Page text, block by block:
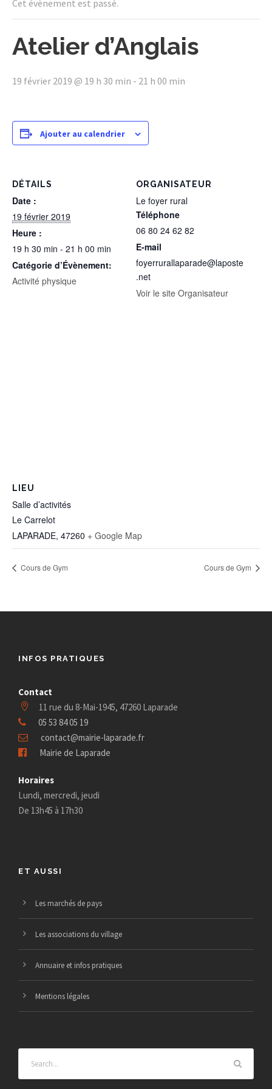
Cet évènement est passé.
Atelier d’Anglais
19 février 2019 @ 19 h 30 min - 21 h 00 min
Ajouter au calendrier
DÉTAILS
Date :
19 février 2019
Heure :
19 h 30 min - 21 h 00 min
Catégorie d’Évènement:
Activité physique
ORGANISATEUR
Le foyer rural
Téléphone
06 80 24 62 82
E-mail
foyerrurallaparade@laposte
.net
Voir le site Organisateur
LIEU
Salle d’activités
Le Carrelot
LAPARADE, 47260 + Google Map
Cours de Gym Cours de Gym
INFOS PRATIQUES
Contact
11 rue du 8-Mai-1945, 47260 Laparade
05 53 84 05 19
contact@mairie-laparade.fr
Mairie de Laparade
Horaires
Lundi, mercredi, jeudi
De 13h45 à 17h30
ET AUSSI
Les marchés de pays
Les associations du village
Annuaire et infos pratiques
Mentions légales